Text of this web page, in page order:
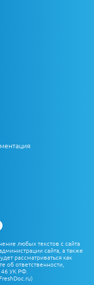
любых текстов с сайта
сайта, а также
рассматриваться как
об ответственности,
УК РФ.